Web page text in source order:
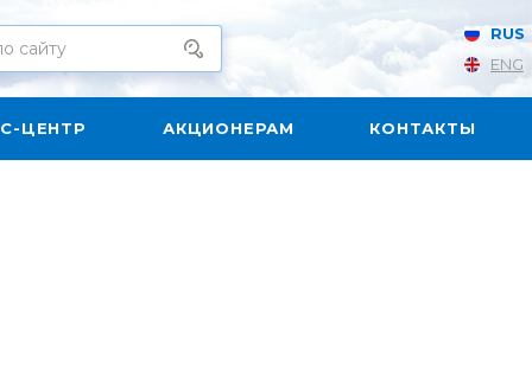
RUS
ENG
ЦЕНТР АКЦИОНЕРАМ КОНТАКТЫ